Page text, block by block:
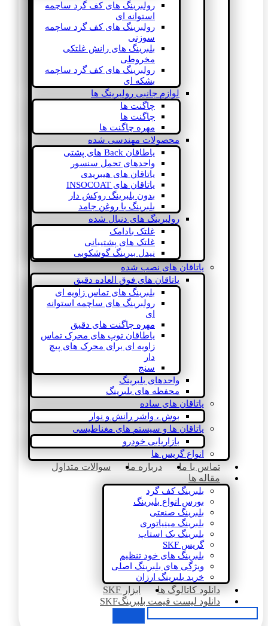
رولبرینگ های کف گرد ساچمه
استوانه ای
رولبرینگ های کف گرد ساچمه
سوزنی
بلبرینگ های رانش غلتکی
مخروطی
رولبرینگ های کف گرد ساچمه
بشکه ای
لوازم جانبی رولبرینگ ها
چاگنت ها
چاگنت ها
مهره چاگنت ها
محصولات مهندسی شده
یاطاقان Back های پشتی
واحدهای تحمل سنسور
یاتاقان های هیبریدی
یاتاقان های INSOCOAT
بدون بلبرینگ روکش دار
بلبرینگ با روغن جامد
رولبرینگ های دنبال شده
غلتک بادامک
غلتک های پشتیبانی
نیدل بیرینگ گوشکوبی
یاتاقان های نصب شده
یاتاقان های فوق العاده دقیق
بلبرینگ های تماس زاویه ای
رولبرینگ های ساچمه استوانه
ای
مهره چاگنت های دقیق
یاطاقان توپ های محرک تماس
زاویه ای برای محرک های پیچ
دار
سنج
واحدهای بلبرینگ
محفظه های بلبرینگ
یاتاقان های ساده
بوش ، واشر رانش و نوار
یاتاقان ها و سیستم های مغناطیسی
بازاریابی خودرو
انواع گریس ها
تماس با ما درباره ما
سوالات متداول
مقاله ها
بلبرینگ کف گرد
بورس انواع بلبرینگ
بلبرینگ صنعتی
بلبرینگ مینیاتوری
بلبرینگ بک استاپ
گریس SKF
بلبرینگ های خود تنظیم
ویژگی های بلبرینگ اصلی
خرید بلبرینگ ارزان
دانلود کاتالوگ ها
ابزار SKF
دانلود لیست قیمت بلبرینگSKF